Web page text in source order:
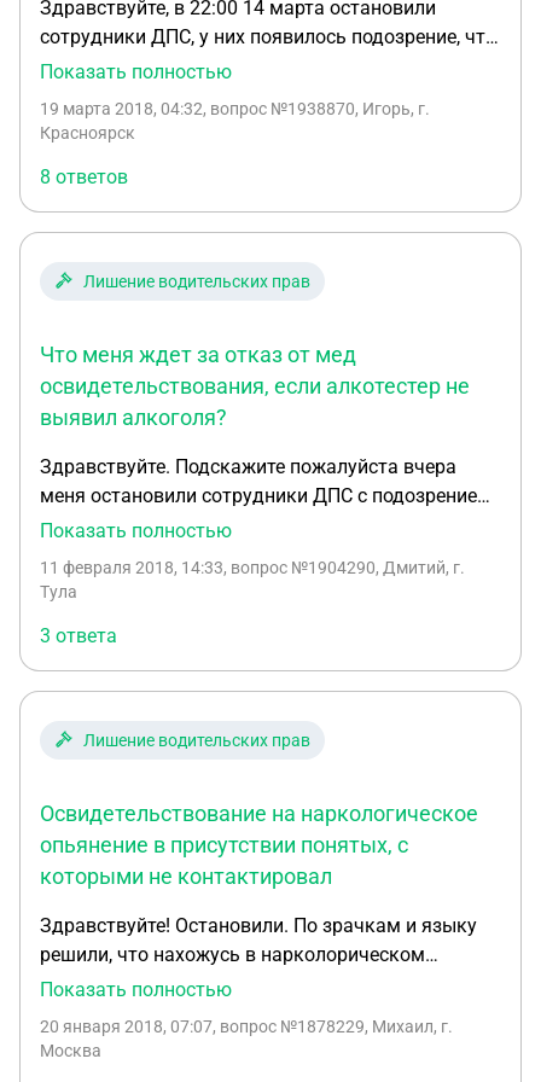
у меня не вписан! Можно ли использовать как то
этот факт при своей защите?
Здравствуйте, в 22:00 14 марта остановили
сотрудники ДПС, у них появилось подозрение, что
я нахожусь в состоянии опьянения. Пройти мед
показал 0. Далее проехали в наркологический
Приблизительно через 10 минут фельдшер вышел
со справкой, в которой говорилось: "По
результатам освидетельствования обнаружены
клинические признаки, позволяющие
предположить наличие опьянения, окончательное
результатов химико-токсикологического
исследования биологического объекта". Сказали
результат будет через 4 дня. От управления
результате освидетельствования сомневался и на
следующее утро, 15 марта поехал И сделал
платное ХТИ, по его результатам у меня ничего не
найдено. Скажите, могут ли возникнуть какие-то
разногласия в этой ситуации. И есть ли у меня
прав?
Показать полностью
19 марта 2018, 04:32, вопрос №1938870, Игорь, г.
Красноярск
8 ответов
Лишение водительских прав
Что меня ждет за отказ от мед
освидетельствования, если алкотестер не
выявил алкоголя?
Здравствуйте. Подскажите пожалуйста вчера
меня остановили сотрудники ДПС с подозрением
какого то непонятного состояния я дунул в
меня в нарко диспанцер, но я отказался. До этого
удостоверения в алкогольном апьянении. Какое
меня ждет наказание?
Показать полностью
11 февраля 2018, 14:33, вопрос №1904290, Дмитий, г.
Тула
3 ответа
Лишение водительских прав
Освидетельствование на наркологическое
опьянение в присутствии понятых, с
которыми не контактировал
Здравствуйте! Остановили. По зрачкам и языку
решили, что нахожусь в нарколорическом
состоянии. Освидетельствование пройти в начале
нашли двух понятых с которыми заполняли
Показать полностью
20 января 2018, 07:07, вопрос №1878229, Михаил, г.
Москва